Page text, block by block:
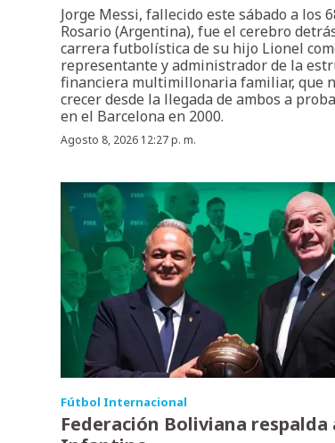
Jorge Messi, fallecido este sábado a los
Rosario (Argentina), fue el cerebro
carrera futbolística de su hijo Lionel
representante y administrador de la
financiera multimillonaria familiar, que
crecer desde la llegada de ambos a
en el Barcelona en 2000.
Agosto 8, 2026 12:27 p. m.
Fútbol Internacional
Federación Boliviana respalda